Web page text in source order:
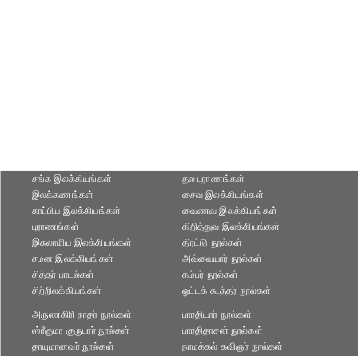
சங்க இலக்கியங்கள்
இலக்கணங்கள்
காப்பிய இலக்கியங்கள்
புராணங்கள்
தல புராணங்கள்
சைவ இலக்கியங்கள்
வைணவ இலக்கியங்கள்
கிறித்துவ இலக்கியங்கள்
இசுலாமிய இலக்கியங்கள்
சமன இலக்கியங்கள்
சித்தர் பாடல்கள்
சிற்றிலக்கியங்கள்
திரட்டு நூல்கள்
அவ்வையார் நூல்கள்
கம்பர் நூல்கள்
ஒட்டக் கூத்தர் நூல்கள்
அருணகிரி நாதர் நூல்கள்
ஸ்ரீகுமர குருபரர் நூல்கள்
தாயுமானவர் நூல்கள்
பாரதியார் நூல்கள்
பாரதிதாசன் நூல்கள்
நாமக்கல் கவிஞர் நூல்கள்